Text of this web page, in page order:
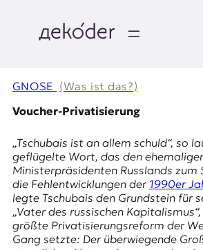
springen
e
k
o
d
e
r
GNOSE (Was ist das?)
Voucher-Privatisierung
„Tschubais ist an allem schuld“, so
geflügelte Wort, das den
Ministerpräsidenten Russlands zum
die Fehlentwicklungen der 1990er
legte Tschubais den Grundstein für
„Vater des russischen
größte Privatisierungsreform der
Gang setzte: Der überwiegende